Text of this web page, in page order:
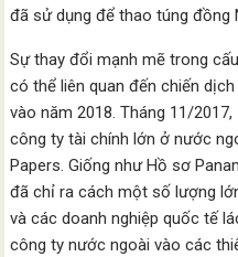
đã sử dụng để thao túng đồng
Sự thay đổi mạnh mẽ trong
có thể liên quan đến chiến
vào năm 2018. Tháng 11/
công ty tài chính lớn ở nước
Papers. Giống như Hồ sơ
đã chỉ ra cách một số lượng
và các doanh nghiệp quốc tế
công ty nước ngoài vào các